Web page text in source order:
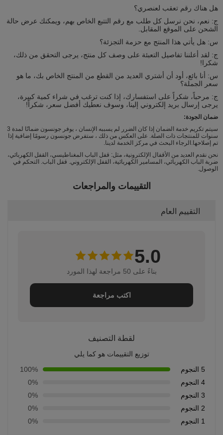
هل هناك رقم تعقب لعنصري؟
ج: نعم، نحن نرسل كل طلب مع رقم التتبع الخاص بهم، ويمكنك عرض حالة
الشحن على الموقع المقابل.
س: هل يأتي هذا المنتج مع حزمة التجزئة؟
ج: لقد أعلننا تفاصيل التعبئة على وصف كل منتج، يرجى التحقق من ذلك،
شكرا!
س: أنا بائع، أود أن أشتري العديد من القطع من المنتج الخاص بك، ما هو
سعر الجملة؟
ج: مرحباً، شكراً على استفسارك، إذا كنت ترغب في شراء كمية كبيرة،
يرجى إرسال بريد إلكتروني إلينا، وسوف نعطيك أفضل سعر، شكراً!
ضمان الجودة:
سيتم تكريم خدمة الضمان إذا كان الضرر لم يسببه الإنسان ، يوفر جونسون ضمانًا لمدة 3
سنوات للمنتجات ذات الصلة. على العكس من ذلك ، ستفرض جونسون رسومًا إضافية إذا
تم إصلاحها.الرجاء البحث في مركز الخدمة لدينا.
نحن نقدم العديد من الأقفال الإلكترونية، مثل: قفل الباب المغناطيسي، القفل الكهربائي،
ضربة الباب الكهربائي، المسامير الكهربائية، القفل الإلكتروني. قفل الباب. التحكم في
الوصول.
التقييمات والمراجعات
التقييم العام
5.0
بناءً على 50 مراجعة لهذا المورد
اكتب مراجعة
لقطة التصنيف
توزيع التقييمات هو كما يلي
5 النجوم
100%
4 النجوم
0%
3 النجوم
0%
2 النجوم
0%
1 النجوم
0%